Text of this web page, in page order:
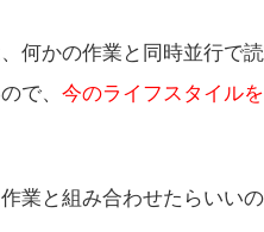
何かの作業と同時並行で
で、 今のライフスタイル
業と組み合わせたらいい